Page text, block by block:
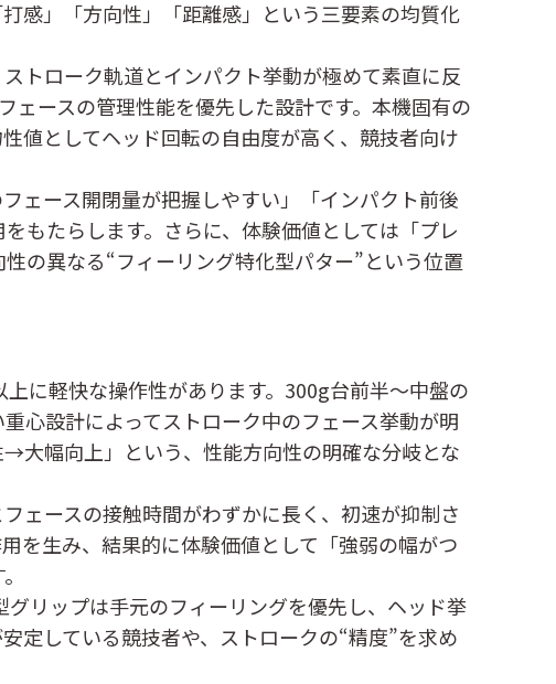
感」「方向性」「距離感」という三要素の均質化
トローク軌道とインパクト挙動が極めて素直に反
ースの管理性能を優先した設計です。本機固有の
値としてヘッド回転の自由度が高く、競技者向け
ェース開閉量が把握しやすい」「インパクト前後
もたらします。さらに、体験価値としては「プレ
の異なる“フィーリング特化型パター”という位置
に軽快な操作性があります。300g台前半〜中盤の
心設計によってストローク中のフェース挙動が明
大幅向上」という、性能方向性の明確な分岐とな
ェースの接触時間がわずかに長く、初速が抑制さ
を生み、結果的に体験価値として「強弱の幅がつ
リップは手元のフィーリングを優先し、ヘッド挙
定している競技者や、ストロークの“精度”を求め